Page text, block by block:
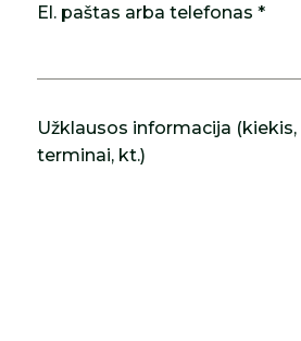
El. paštas arba telefonas *
Užklausos informacija
terminai, kt.)